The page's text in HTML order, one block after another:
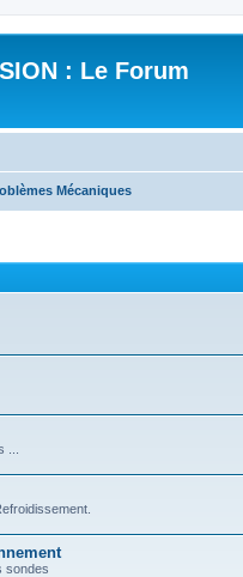
: Le Forum
Mécaniques
sondes